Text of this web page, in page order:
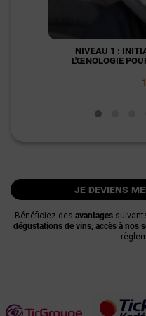
NIVEAU 1 :
L'ŒNOLOGIE
je deviens
Bénéficiez des avantages
dégustations de vins, accès à nos